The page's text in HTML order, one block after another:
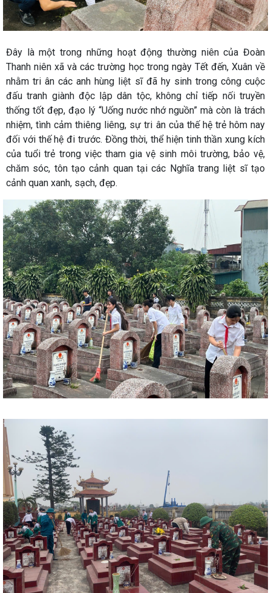
Đây là một trong những hoạt động thường niên của Đoàn
Thanh niên xã và các trường học trong ngày Tết đến, Xuân về
nhằm tri ân các anh hùng liệt sĩ đã hy sinh trong công cuộc
đấu tranh giành độc lập dân tộc, không chỉ tiếp nối truyền
thống tốt đẹp, đạo lý “Uống nước nhớ nguồn” mà còn là trách
nhiệm, tình cảm thiêng liêng, sự tri ân của thế hệ trẻ hôm nay
đối với thế hệ đi trước. Đồng thời, thể hiện tinh thần xung kích
của tuổi trẻ trong việc tham gia vệ sinh môi trường, bảo vệ,
chăm sóc, tôn tạo cảnh quan tại các Nghĩa trang liệt sĩ tạo
cảnh quan xanh, sạch, đẹp.